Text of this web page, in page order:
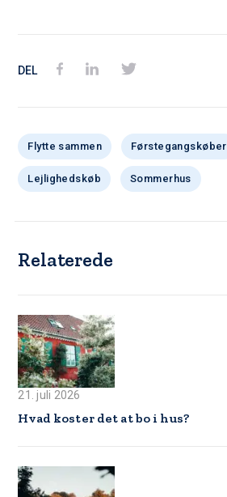
DEL
Flytte sammen Førstegangskøber
Lejlighedskøb Sommerhus
Relaterede
21. juli 2026
Hvad koster det at bo i hus?